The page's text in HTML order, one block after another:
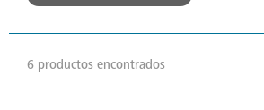
6 productos encontrados